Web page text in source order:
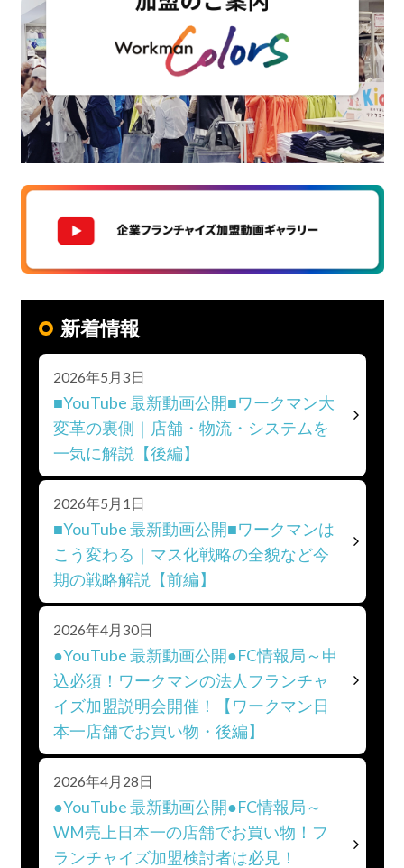
新着情報
2026年5月3日
■YouTube 最新動画公開■ワークマン大
変革の裏側｜店舗・物流・システムを
一気に解説【後編】
2026年5月1日
■YouTube 最新動画公開■ワークマンは
こう変わる｜マス化戦略の全貌など今
期の戦略解説【前編】
2026年4月30日
●YouTube 最新動画公開●FC情報局～申
込必須！ワークマンの法人フランチャ
イズ加盟説明会開催！【ワークマン日
本一店舗でお買い物・後編】
2026年4月28日
●YouTube 最新動画公開●FC情報局～
WM売上日本一の店舗でお買い物！フ
ランチャイズ加盟検討者は必見！